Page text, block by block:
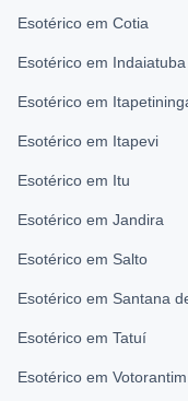
Esotérico em Cotia
Esotérico em Indaiatuba
Esotérico em
Esotérico em Itapevi
Esotérico em Itu
Esotérico em Jandira
Esotérico em Salto
Esotérico em Santana
Esotérico em Tatuí
Esotérico em Votorantim